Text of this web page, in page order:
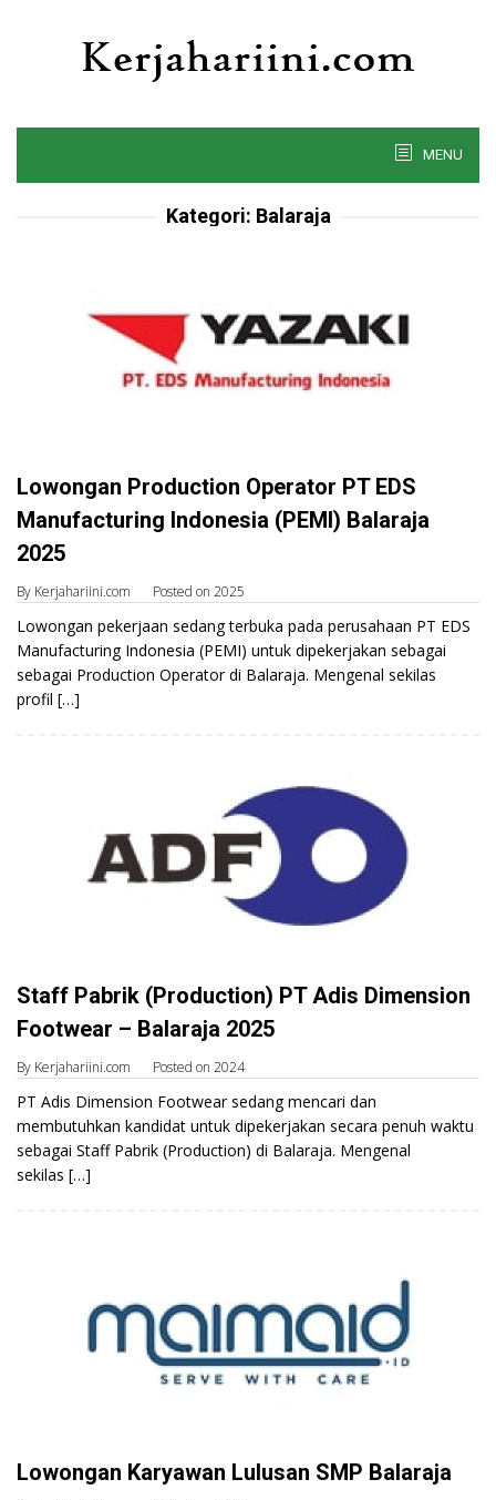
MENU
Kategori: Balaraja
Lowongan Production Operator PT EDS
Manufacturing Indonesia (PEMI) Balaraja
2025
By Kerjahariini.com Posted on 2025
Lowongan pekerjaan sedang terbuka pada perusahaan PT EDS
Manufacturing Indonesia (PEMI) untuk dipekerjakan sebagai
sebagai Production Operator di Balaraja. Mengenal sekilas
profil […]
Staff Pabrik (Production) PT Adis Dimension
Footwear – Balaraja 2025
By Kerjahariini.com Posted on 2024
PT Adis Dimension Footwear sedang mencari dan
membutuhkan kandidat untuk dipekerjakan secara penuh waktu
sebagai Staff Pabrik (Production) di Balaraja. Mengenal
sekilas […]
Lowongan Karyawan Lulusan SMP Balaraja